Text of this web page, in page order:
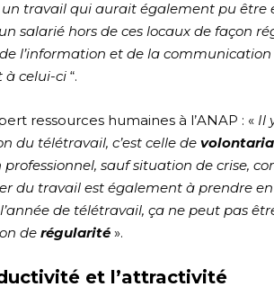
travail qui aurait également pu être
salarié hors de ces locaux de façon
l’information et de la
à celui-ci “.
ressources humaines à l’ANAP : « Il
du télétravail, c’est celle de
sauf situation de crise,
du travail est également à prendre en
de télétravail, ça ne peut pas
de régularité ».
et l’attractivité